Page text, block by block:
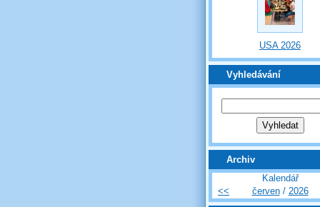
USA 2026
Vyhledávání
Archiv
Kalendář
<<
červen/ 2026